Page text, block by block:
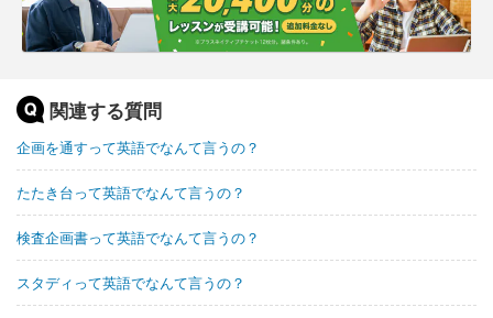
関連する質問
企画を通すって英語でなんて言うの？
たたき台って英語でなんて言うの？
検査企画書って英語でなんて言うの？
スタディって英語でなんて言うの？